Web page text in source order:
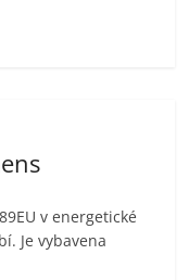
v energetické
Je vybavena